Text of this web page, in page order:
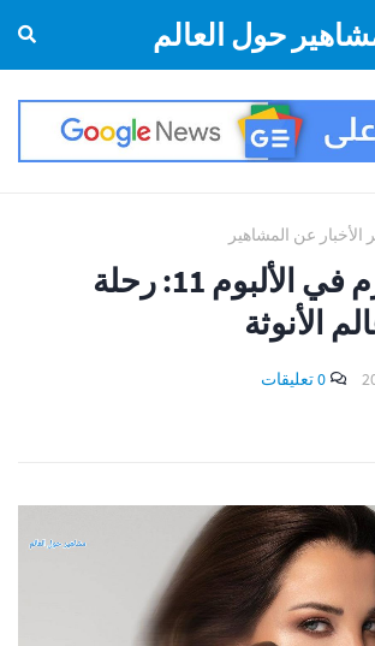
حول العالم
الأخبار عن المشاهير
نانسي عجرم في الألبوم 11: رحلة
الأنوثة
0 تعليقات